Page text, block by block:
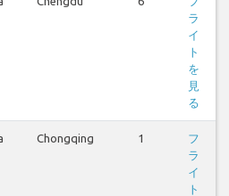
ラ
イ
ト
を
見
る
Chongqing 1
フ
ラ
イ
ト